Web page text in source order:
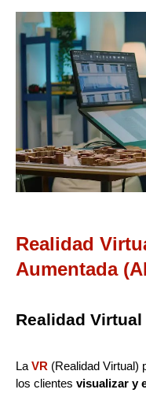
Realidad
Aumentada
Realidad Virtual
La VR (Realidad Virtual)
los clientes visualizar y